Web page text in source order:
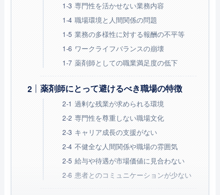
専門性を活かせない業務内容
職場環境と人間関係の問題
業務の多様性に対する報酬の不平等
ワークライフバランスの崩壊
薬剤師としての職業満足度の低下
薬剤師にとって避けるべき職場の特徴
過剰な残業が求められる環境
専門性を尊重しない職場文化
キャリア成長の支援がない
不健全な人間関係や職場の雰囲気
給与や待遇が市場価値に見合わない
患者とのコミュニケーションが少ない